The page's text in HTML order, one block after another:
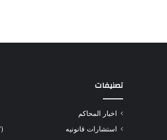
تصنيفات
اخبار المحاكم
استشارات قانونيه
(167)